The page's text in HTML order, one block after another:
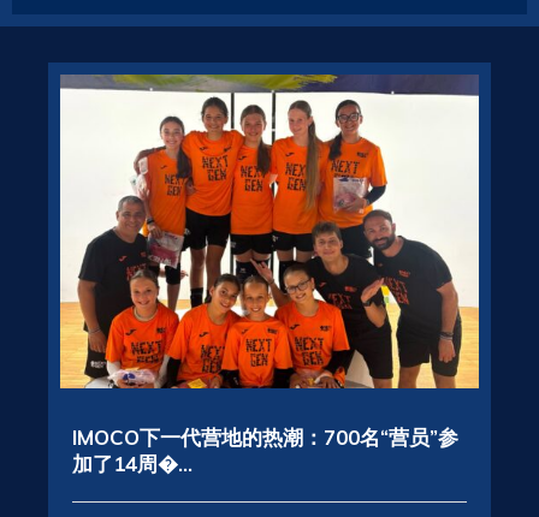
IMOCO下一代营地的热潮：700名“营员”参
加了14周�...